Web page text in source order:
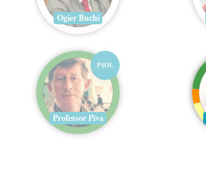
Ogier Buchi
PSOL
Professor Piva